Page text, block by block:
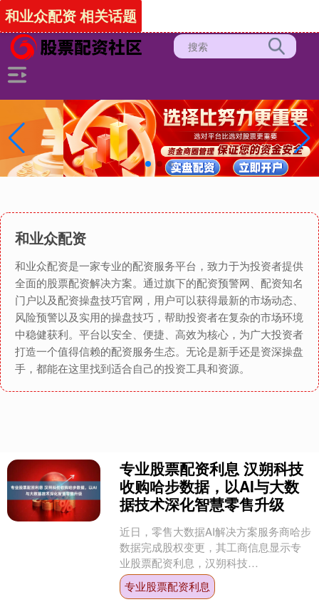
-->
和业众配资
和业众配资是一家专业的配资服务平台，致力于为投资者提供
全面的股票配资解决方案。通过旗下的配资预警网、配资知名
门户以及配资操盘技巧官网，用户可以获得最新的市场动态、
风险预警以及实用的操盘技巧，帮助投资者在复杂的市场环境
中稳健获利。平台以安全、便捷、高效为核心，为广大投资者
打造一个值得信赖的配资服务生态。无论是新手还是资深操盘
手，都能在这里找到适合自己的投资工具和资源。
和业众配资 相关话题
专业股票配资利息 汉朔科技
收购哈步数据，以AI与大数
据技术深化智慧零售升级
近日，零售大数据AI解决方案服务商哈步
数据完成股权变更，其工商信息显示专
业股票配资利息，汉朔科技
（301275.SZ）全资子公司北京汉时电子
科技有限公司已成为其....
专业股票配资利息